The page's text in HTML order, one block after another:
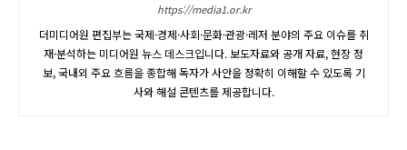
https://media1.or.kr
더미디어원 편집부는 국제·경제·사회·문화·관광·레저 분야의 주요 이슈를 취
재·분석하는 미디어원 뉴스 데스크입니다. 보도자료와 공개 자료, 현장 정
보, 국내외 주요 흐름을 종합해 독자가 사안을 정확히 이해할 수 있도록 기
사와 해설 콘텐츠를 제공합니다.